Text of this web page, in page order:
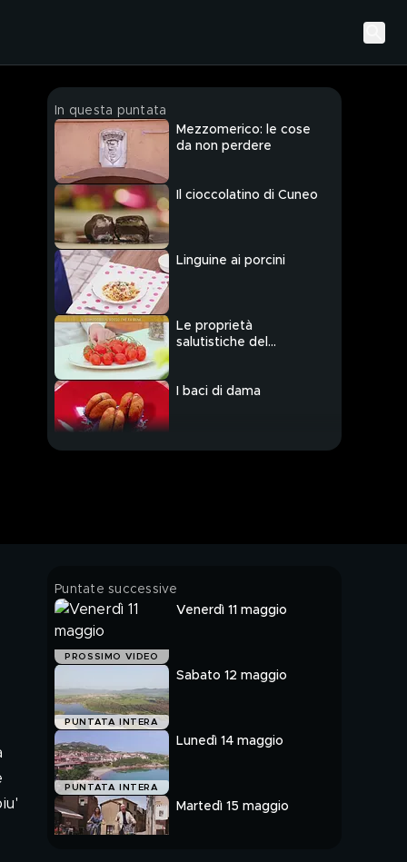
In questa puntata
Mezzomerico: le cose
da non perdere
Il cioccolatino di Cuneo
Linguine ai porcini
Le proprietà
salutistiche del
I baci di dama
Puntate successive
PROSSIMO VIDEO
Venerdì 11 maggio
PUNTATA INTERA
Sabato 12 maggio
PUNTATA INTERA
Lunedì 14 maggio
Martedì 15 maggio